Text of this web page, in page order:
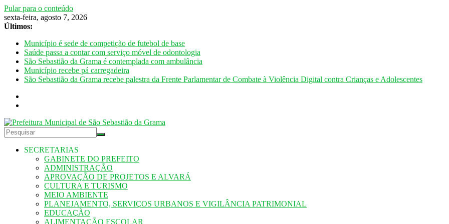
Pular para o conteúdo
sexta-feira, agosto 7, 2026
Últimos:
Município é sede de competição de futebol de base
Saúde passa a contar com serviço móvel de odontologia
São Sebastião da Grama é contemplada com ambulância
Município recebe pá carregadeira
São Sebastião da Grama recebe palestra da Frente Parlamentar de Combate à Violência Digital contra Crianças e Adolescentes
SECRETARIAS
GABINETE DO PREFEITO
ADMINISTRAÇÃO
APROVAÇÃO DE PROJETOS E ALVARÁ
CULTURA E TURISMO
MEIO AMBIENTE
PLANEJAMENTO, SERVIÇOS URBANOS E VIGILÂNCIA PATRIMONIAL
EDUCAÇÃO
ALIMENTAÇÃO ESCOLAR